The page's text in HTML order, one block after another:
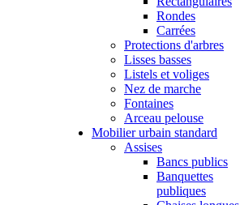
Rondes
Carrées
Protections d'arbres
Lisses basses
Listels et voliges
Nez de marche
Fontaines
Arceau pelouse
Mobilier urbain standard
Assises
Bancs publics
Banquettes
publiques